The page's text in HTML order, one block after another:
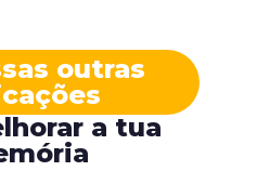
outras
a tua